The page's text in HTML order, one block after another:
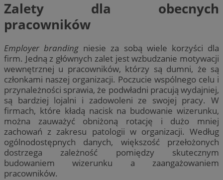
Zalety dla obecnych
pracowników
Employer branding niesie za sobą wiele korzyści dla
firm. Jedną z głównych zalet jest wzbudzanie motywacji
wewnętrznej u pracowników, którzy są dumni, że są
członkami naszej organizacji. Poczucie wspólnego celu i
przynależności sprawia, że podwładni pracują wydajniej,
są bardziej lojalni i zadowoleni ze swojej pracy. W
firmach, które kładą nacisk na budowanie wizerunku,
można zauważyć obniżoną rotację i dużo mniej
zachowań z zakresu patologii w organizacji. Według
ogólnodostępnych danych, większość przełożonych
dostrzega zależność pomiędzy skutecznym
budowaniem wizerunku a zaangażowaniem
pracowników.